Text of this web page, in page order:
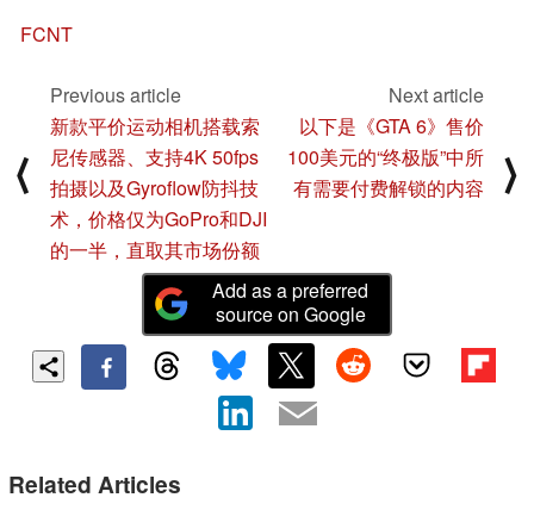
FCNT
⟨
Previous article
新款平价运动相机搭载索
尼传感器、支持4K 50fps
拍摄以及Gyroflow防抖技
术，价格仅为GoPro和DJI
的一半，直取其市场份额
Next article
以下是《GTA 6》售价
100美元的“终极版”中所
有需要付费解锁的内容
⟩
Add as a preferred
source on Google
Related Articles